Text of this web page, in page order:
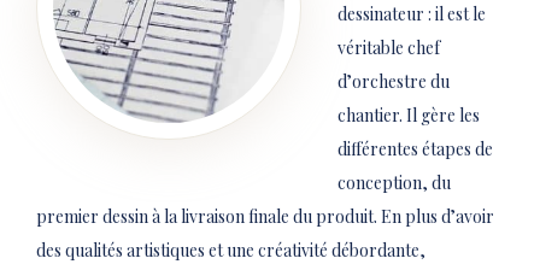
dessinateur : il est le
véritable chef
d’orchestre du
chantier. Il gère les
différentes étapes de
conception, du
premier dessin à la livraison finale du produit. En plus d’avoir
des qualités artistiques et une créativité débordante,